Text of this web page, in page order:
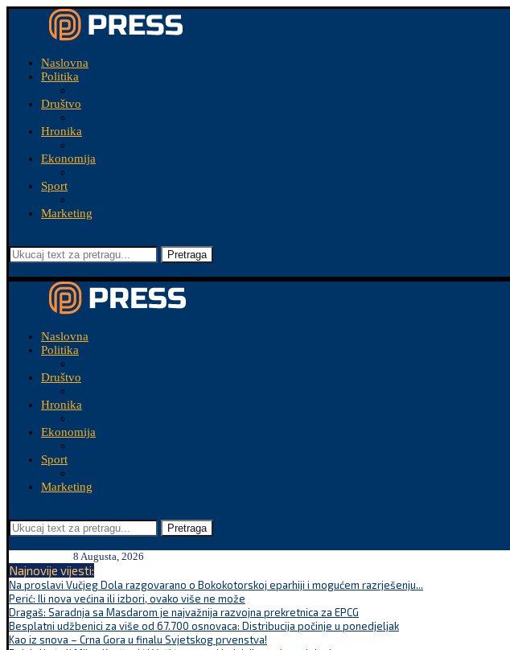
Naslovna
Politika
Društvo
Hronika
Ekonomija
Sport
Marketing
Pretraga
Naslovna
Politika
Društvo
Hronika
Ekonomija
Sport
Marketing
Pretraga
8 Augusta, 2026
Najnovije vijesti:
Na proslavi Vučjeg Dola razgovarano o Bokokotorskoj eparhiji i mogućem razrješenju...
Perić: Ili nova većina ili izbori, ovako više ne može
Dragaš: Saradnja sa Masdarom je najvažnija razvojna prekretnica za EPCG
Besplatni udžbenici za više od 67.700 osnovaca: Distribucija počinje u ponedjeljak
Kao iz snova – Crna Gora u finalu Svjetskog prvenstva!